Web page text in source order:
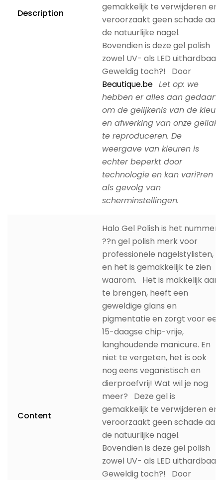
Description
gemakkelijk te verwijderen en
veroorzaakt geen schade aan
de natuurlijke nagel.
Bovendien is deze gel polish
zowel UV- als LED uithardbaar.
Geweldig toch?! Door
Beautique.be Let op: we
hebben er alles aan gedaan
om de gelijkenis van de kleur
en afwerking van onze gellak
te reproduceren. De
weergave van kleuren is
echter beperkt door
technologie en kan vari?ren
als gevolg van
scherminstellingen.
Content
Halo Gel Polish is het nummer
??n gel polish merk voor
professionele nagelstylisten,
en het is gemakkelijk te zien
waarom. Het is makkelijk aan
te brengen, heeft een
geweldige glans en
pigmentatie en zorgt voor een
15-daagse chip-vrije,
langhoudende manicure. En
niet te vergeten, het is ook
nog eens veganistisch en
dierproefvrij! Wat wil je nog
meer? Deze gel is
gemakkelijk te verwijderen en
veroorzaakt geen schade aan
de natuurlijke nagel.
Bovendien is deze gel polish
zowel UV- als LED uithardbaar.
Geweldig toch?! Door